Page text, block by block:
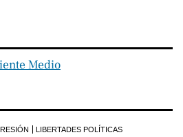
Medio
LIBERTADES POLÍTICAS